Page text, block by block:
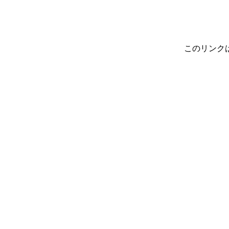
このリンク